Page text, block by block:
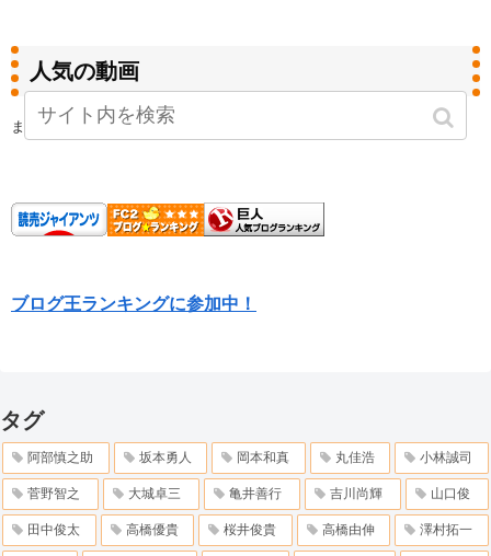
人気の動画
まだデータがありません。
ブログ王ランキングに参加中！
タグ
阿部慎之助 坂本勇人 岡本和真 丸佳浩 小林誠司
菅野智之 大城卓三 亀井善行 吉川尚輝 山口俊
田中俊太 高橋優貴 桜井俊貴 高橋由伸 澤村拓一